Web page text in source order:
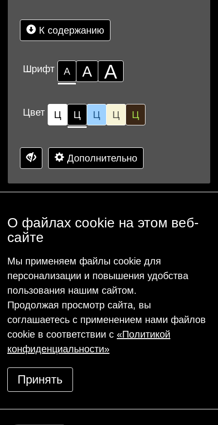
К содержанию
Шрифт А А А
Цвет Ц Ц Ц Ц Ц
Дополнительно
О файлах cookie на этом веб-
сайте
Мы применяем файлы cookie для
персонализации и повышения удобства
пользования нашим сайтом.
Продолжая просмотр сайта, вы
соглашаетесь с применением нами файлов
cookie в соответствии с «Политикой
конфиденциальности»
Принять